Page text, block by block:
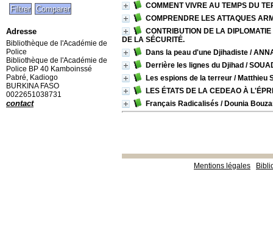
COMMENT VIVRE AU TEMPS DU
COMPRENDRE LES ATTAQUES
CONTRIBUTION DE LA
DE LA SÉCURITÉ.
Dans la peau d'une Djihadiste /
Derrière les lignes du Djihad /
Les espions de la terreur / Matthieu
LES ÉTATS DE LA CEDEAO À
Français Radicalisés / Dounia
Mentions légales
Adresse
Bibliothèque de l'Académie de
Police
Bibliothèque de l'Académie de
Police BP 40 Kamboinssé
Pabré, Kadiogo
BURKINA FASO
0022651038731
contact